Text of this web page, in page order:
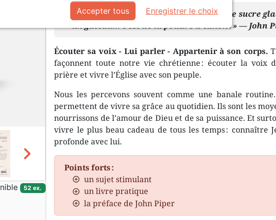
"Trouver son plaisir en Jésus n’est pas le sucre
un gâteau… c’est de la poudre à canon ! » — John
Écouter sa voix - Lui parler - Appartenir à son corps.
façonnent toute notre vie chrétienne : écouter la voix
prière et vivre l’Église avec son peuple.
Nous les percevons souvent comme une banale
permettent de vivre sa grâce au quotidien. Ils sont les
nourrissons de l’amour de Dieu et de sa puissance. Et
vivre le plus beau cadeau de tous les temps : connaître
profonde avec lui.
Points forts :
un sujet stimulant
un livre pratique
la préface de John Piper
chevron_right
52 ex.
Accepter tous Enregistrer le choix